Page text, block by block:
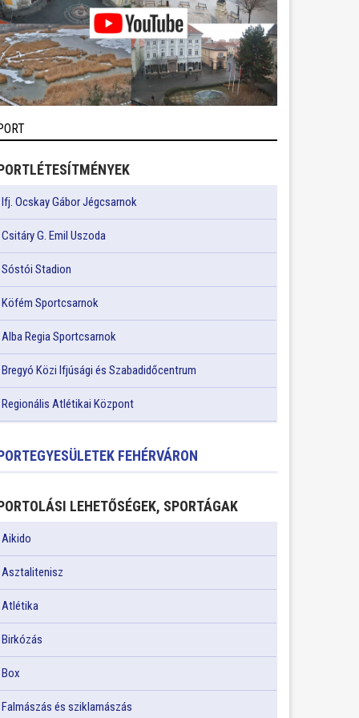
Ifj. Ocskay Gábor Jégcsarnok
Csitáry G. Emil Uszoda
Sóstói Stadion
Köfém Sportcsarnok
Alba Regia Sportcsarnok
Bregyó Közi Ifjúsági és Szabadidőcentrum
Regionális Atlétikai Központ
FEHÉRVÁRON
LEHETŐSÉGEK, SPORTÁGAK
Aikido
Asztalitenisz
Atlétika
Birkózás
Box
Falmászás és sziklamászás